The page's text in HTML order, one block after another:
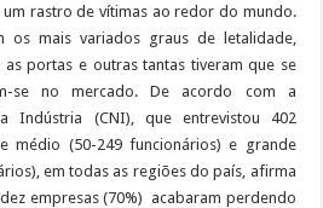
rastro de vítimas ao redor do mundo.
os mais variados graus de letalidade,
as portas e outras tantas tiveram que se
se no mercado. De acordo com a
Indústria (CNI), que entrevistou 402
médio (50-249 funcionários) e grande
em todas as regiões do país, afirma
empresas (70%) acabaram perdendo